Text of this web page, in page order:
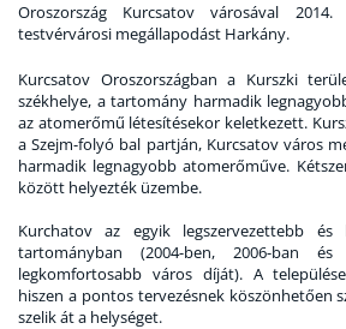
Oroszország Kurcsatov városával
testvérvárosi megállapodást Harkány.
Kurcsatov Oroszországban a Kurszki
székhelye, a tartomány harmadik
az atomerőmű létesítésekor keletkezett.
a Szejm-folyó bal partján, Kurcsatov város
harmadik legnagyobb atomerőműve.
között helyezték üzembe.
Kurchatov az egyik legszervezettebb és
tartományban (2004-ben, 2006-ban
legkomfortosabb város díját). A
hiszen a pontos tervezésnek köszönhetően
szelik át a helységet.